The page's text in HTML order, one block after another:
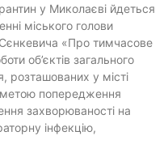
у Миколаєві йдеться
міського голови
«Про тимчасове
об’єктів загального
розташованих у місті
метою попередження
захворюваності на
інфекцію,